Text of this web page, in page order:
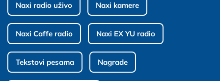
Naxi radio uživo Naxi kamere
Naxi Caffe radio Naxi EX YU radio
Tekstovi pesama Nagrade